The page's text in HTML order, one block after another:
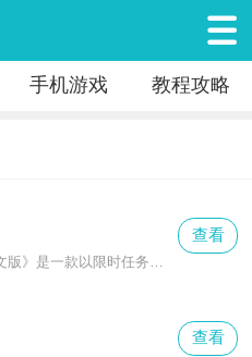
手机游戏 教程攻略
查看
查看